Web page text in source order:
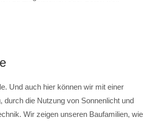
Und auch hier können wir mit einer
durch die Nutzung von Sonnenlicht und
Wir zeigen unseren Baufamilien, wie